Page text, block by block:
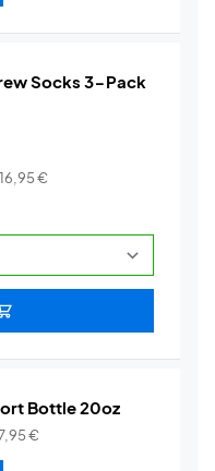
Socks 3-Pack
16,95€
Bottle 20oz
€